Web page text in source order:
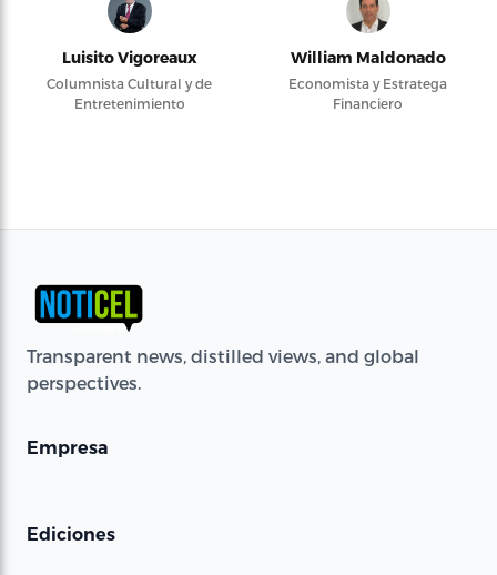
Luisito Vigoreaux
Columnista Cultural y de
Entretenimiento
William Maldonado
Economista y Estratega
Financiero
Transparent news, distilled views, and global
perspectives.
Empresa
Ediciones